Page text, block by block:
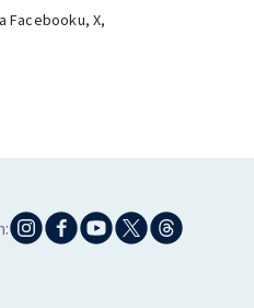
Facebooku, X,